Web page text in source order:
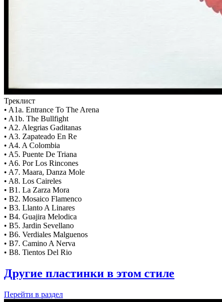
Треклист
• A1a. Entrance To The Arena
• A1b. The Bullfight
• A2. Alegrias Gaditanas
• A3. Zapateado En Re
• A4. A Colombia
• A5. Puente De Triana
• A6. Por Los Rincones
• A7. Maara, Danza Mole
• A8. Los Caireles
• B1. La Zarza Mora
• B2. Mosaico Flamenco
• B3. Llanto A Linares
• B4. Guajira Melodica
• B5. Jardin Sevellano
• B6. Verdiales Malguenos
• B7. Camino A Nerva
• B8. Tientos Del Rio
Другие пластинки в этом стиле
Перейти в раздел